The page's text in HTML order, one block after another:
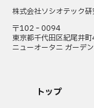
株式会社ソシオテック
〒102‐0094
東京都千代田区紀尾井
ニューオータニ ガーデ
トップ